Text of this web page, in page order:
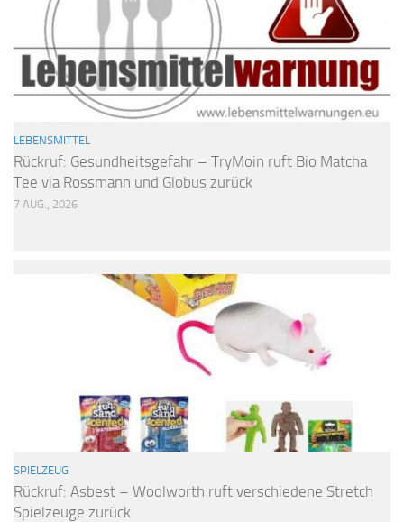
LEBENSMITTEL
Rückruf: Gesundheitsgefahr – TryMoin ruft Bio Matcha
Tee via Rossmann und Globus zurück
7 AUG., 2026
SPIELZEUG
Rückruf: Asbest – Woolworth ruft verschiedene Stretch
Spielzeuge zurück